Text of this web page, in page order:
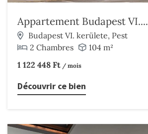
Appartement Budapest VI....
Budapest VI. kerülete, Pest
2 Chambres
104 m²
1 122 448 Ft / mois
Découvrir ce bien